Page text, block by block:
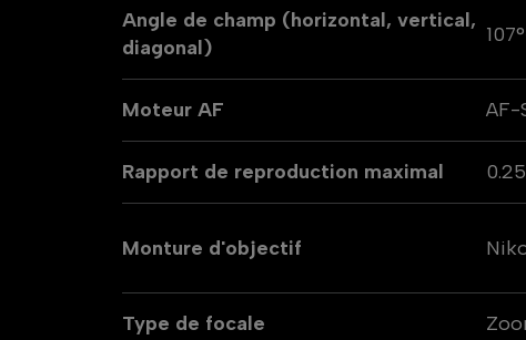
Angle de champ (horizontal, vertical,
diagonal)
Moteur AF AF-
Rapport de reproduction maximal 0.25
Monture d'objectif
Type de focale